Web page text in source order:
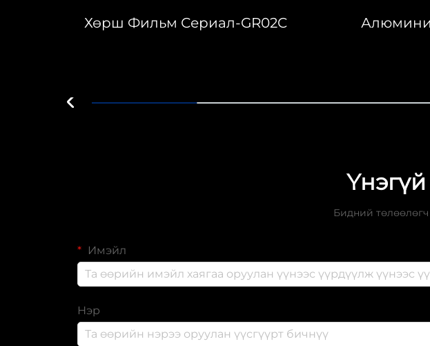
Хөрш Фильм Сериал-GR02C
Бидний төлөөлөгч
Имэйл
Нэр